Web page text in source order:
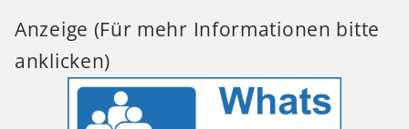
Anzeige (Für mehr Informationen bitte
anklicken)